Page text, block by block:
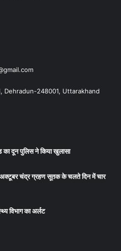
Dehradun-248001, Uttarakhand
का दून पुलिस ने किया खुलासा
अक्टूबर चंद्र ग्रहण सूतक के चलते दिन में चार
विभाग का अर्लट